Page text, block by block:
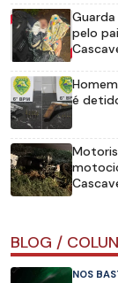
pelo
é
BLOG /
NOS